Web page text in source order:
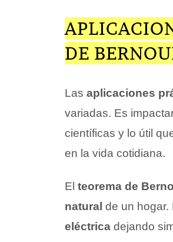
DE
Las aplicaciones
variadas. Es
científicas y lo útil
en la vida cotidiana.
El teorema de
natural de un hogar.
eléctrica dejando